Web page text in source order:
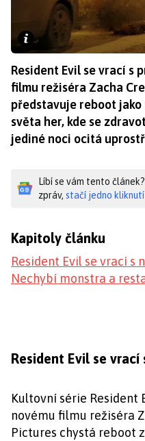
Resident Evil se vrací s
filmu režiséra Zacha
představuje reboot jako
světa her, kde se
jediné noci ocitá
Líbí se vám tento
zpráv, stačí jedno
Kapitoly článku
Resident Evil se vrací s
Nechybí monstra a
Resident Evil se
Kultovní série
novému filmu režiséra
Pictures chystá reboot